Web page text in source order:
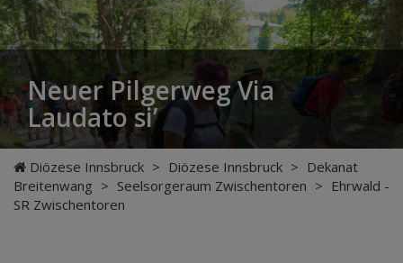
Neuer Pilgerweg Via
Laudato si’
Diözese Innsbruck > Diözese Innsbruck > Dekanat
Breitenwang > Seelsorgeraum Zwischentoren > Ehrwald -
SR Zwischentoren